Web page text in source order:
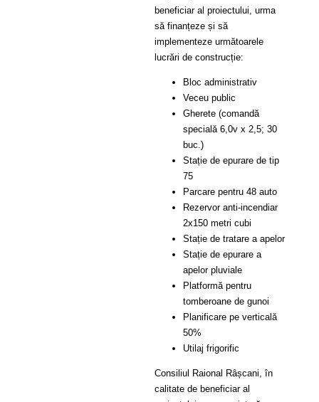
beneficiar al proiectului, urma
să finanțeze și să
implementeze următoarele
lucrări de construcție:
Bloc administrativ
Veceu public
Gherete (comandă
specială 6,0v x 2,5; 30
buc.)
Stație de epurare de tip
75
Parcare pentru 48 auto
Rezervor anti-incendiar
2x150 metri cubi
Stație de tratare a apelor
Stație de epurare a
apelor pluviale
Platformă pentru
tomberoane de gunoi
Planificare pe verticală
50%
Utilaj frigorific
Consiliul Raional Râșcani, în
calitate de beneficiar al